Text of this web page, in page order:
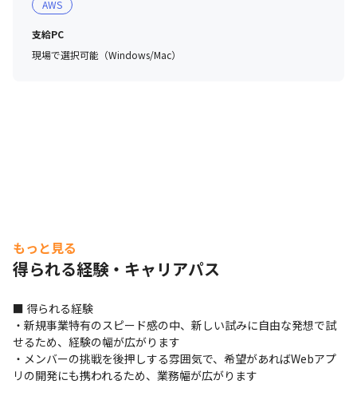
AWS
支給PC
現場で選択可能（Windows/Mac）
もっと見る
得られる経験・キャリアパス
■ 得られる経験
・新規事業特有のスピード感の中、新しい試みに自由な発想で試
せるため、経験の幅が広がります
・メンバーの挑戦を後押しする雰囲気で、希望があればWebアプ
リの開発にも携われるため、業務幅が広がります